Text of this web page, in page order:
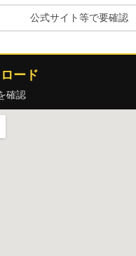
公式サイト等で要確認
ード
確認